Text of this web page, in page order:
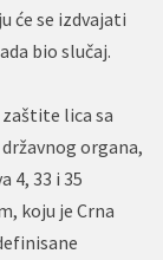
će se izdvajati
bio slučaj.
lica sa
organa,
4, 33 i 35
koju je Crna